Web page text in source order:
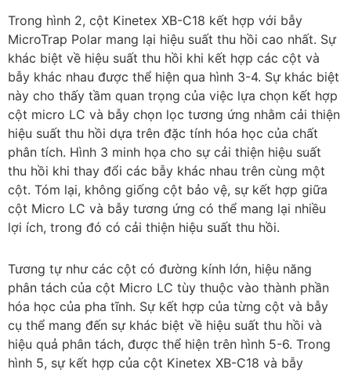
Trong hình 2, cột Kinetex XB-C18 kết hợp với bẫy
MicroTrap Polar mang lại hiệu suất thu hồi cao nhất. Sự
khác biệt về hiệu suất thu hồi khi kết hợp các cột và
bẫy khác nhau được thể hiện qua hình 3-4. Sự khác biệt
này cho thấy tầm quan trọng của việc lựa chọn kết hợp
cột micro LC và bẫy chọn lọc tương ứng nhằm cải thiện
hiệu suất thu hồi dựa trên đặc tính hóa học của chất
phân tích. Hình 3 minh họa cho sự cải thiện hiệu suất
thu hồi khi thay đổi các bẫy khác nhau trên cùng một
cột. Tóm lại, không giống cột bảo vệ, sự kết hợp giữa
cột Micro LC và bẫy tương ứng có thể mang lại nhiều
lợi ích, trong đó có cải thiện hiệu suất thu hồi.
Tương tự như các cột có đường kính lớn, hiệu năng
phân tách của cột Micro LC tùy thuộc vào thành phần
hóa học của pha tĩnh. Sự kết hợp của từng cột và bẫy
cụ thể mang đến sự khác biệt về hiệu suất thu hồi và
hiệu quả phân tách, được thể hiện trên hình 5-6. Trong
hình 5, sự kết hợp của cột Kinetex XB-C18 và bẫy